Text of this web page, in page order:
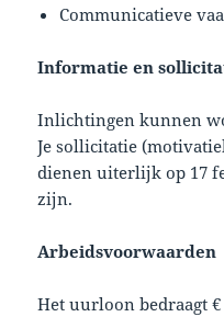
Communicatieve
Informatie en
Inlichtingen kunnen
Je sollicitatie
dienen uiterlijk op 17
zijn.
Arbeidsvoorwaarden
Het uurloon bedraagt €